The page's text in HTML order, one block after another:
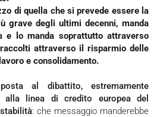
di quella che si prevede essere la
grave degli ultimi decenni, manda
e lo manda soprattutto attraverso
attraverso il risparmio delle
e consolidamento.
alla linea di credito europea del
: che messaggio manderebbe